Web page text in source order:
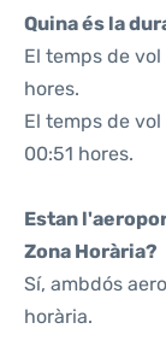
Quina és la
El temps de
hores.
El temps de
00:51 hores.
Estan
Zona Horària?
Sí, ambdós
horària.